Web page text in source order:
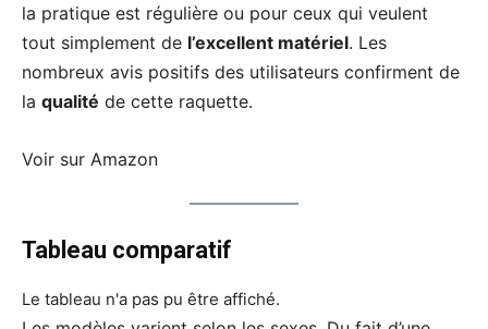
la pratique est régulière ou pour ceux qui veulent
tout simplement de l’excellent matériel. Les
nombreux avis positifs des utilisateurs confirment de
la qualité de cette raquette.
Voir sur Amazon
Tableau comparatif
Le tableau n'a pas pu être affiché.